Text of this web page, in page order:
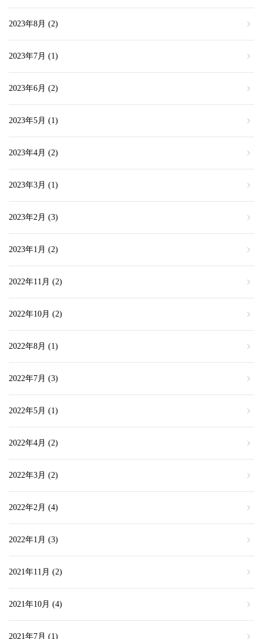
2023年8月 (2)
2023年7月 (1)
2023年6月 (2)
2023年5月 (1)
2023年4月 (2)
2023年3月 (1)
2023年2月 (3)
2023年1月 (2)
2022年11月 (2)
2022年10月 (2)
2022年8月 (1)
2022年7月 (3)
2022年5月 (1)
2022年4月 (2)
2022年3月 (2)
2022年2月 (4)
2022年1月 (3)
2021年11月 (2)
2021年10月 (4)
2021年7月 (1)